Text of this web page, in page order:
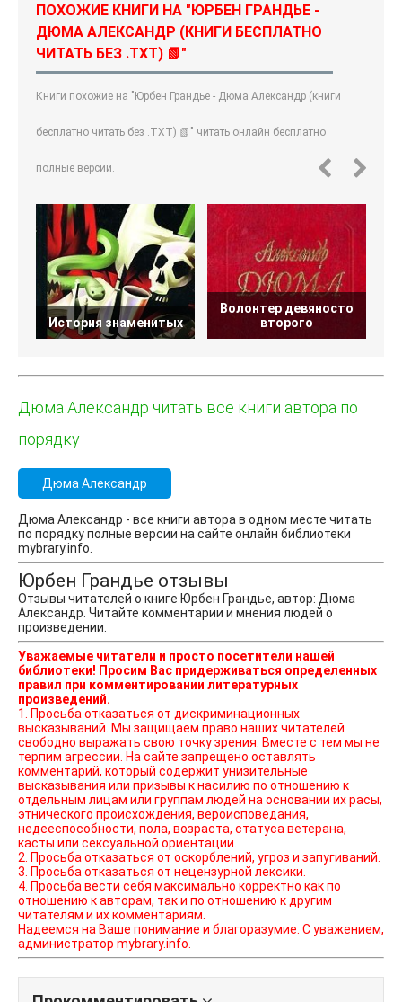
ПОХОЖИЕ КНИГИ НА "ЮРБЕН ГРАНДЬЕ -
ДЮМА АЛЕКСАНДР (КНИГИ БЕСПЛАТНО
ЧИТАТЬ БЕЗ .TXT) 📗"
Книги похожие на "Юрбен Грандье - Дюма Александр (книги
бесплатно читать без .TXT) 📗" читать онлайн бесплатно
полные версии.
История знаменитых
Волонтер девяносто
второго
Дюма Александр читать все книги автора по
порядку
Дюма Александр
Дюма Александр - все книги автора в одном месте читать
по порядку полные версии на сайте онлайн библиотеки
mybrary.info.
Юрбен Грандье отзывы
Отзывы читателей о книге Юрбен Грандье, автор: Дюма
Александр. Читайте комментарии и мнения людей о
произведении.
Уважаемые читатели и просто посетители нашей
библиотеки! Просим Вас придерживаться определенных
правил при комментировании литературных
произведений.
1. Просьба отказаться от дискриминационных
высказываний. Мы защищаем право наших читателей
свободно выражать свою точку зрения. Вместе с тем мы не
терпим агрессии. На сайте запрещено оставлять
комментарий, который содержит унизительные
высказывания или призывы к насилию по отношению к
отдельным лицам или группам людей на основании их расы,
этнического происхождения, вероисповедания,
недееспособности, пола, возраста, статуса ветерана,
касты или сексуальной ориентации.
2. Просьба отказаться от оскорблений, угроз и запугиваний.
3. Просьба отказаться от нецензурной лексики.
4. Просьба вести себя максимально корректно как по
отношению к авторам, так и по отношению к другим
читателям и их комментариям.
Надеемся на Ваше понимание и благоразумие. С уважением,
администратор mybrary.info.